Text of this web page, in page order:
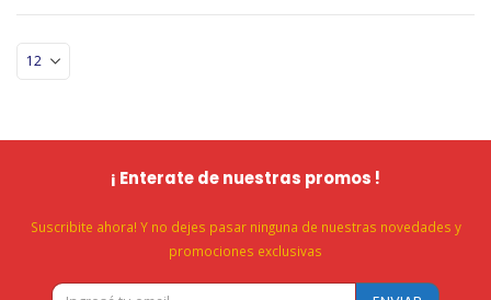
¡ Enterate de nuestras promos !
Suscribite ahora! Y no dejes pasar ninguna de nuestras novedades y
promociones exclusivas